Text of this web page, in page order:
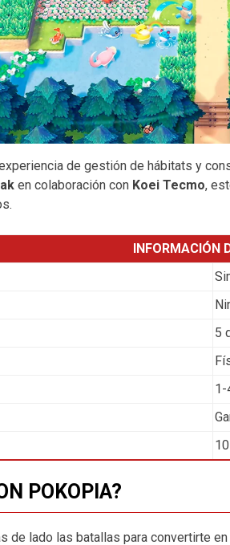
de gestión de hábitats y
en colaboración con Koei Tecmo,
INFORMACIÓN
5
1-
POKOPIA?
de lado las batallas para convertirte en